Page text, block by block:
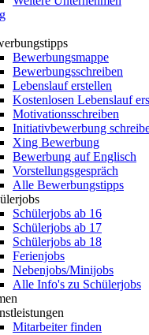
Bewerbungsmappe
Bewerbungsschreiben
Lebenslauf erstellen
Kostenlosen Lebenslauf
Motivationsschreiben
Initiativbewerbung
Xing Bewerbung
Bewerbung auf Englisch
Vorstellungsgespräch
Alle Bewerbungstipps
Schülerjobs ab 16
Schülerjobs ab 17
Schülerjobs ab 18
Ferienjobs
Nebenjobs/Minijobs
Alle Info's zu Schülerjobs
Mitarbeiter finden